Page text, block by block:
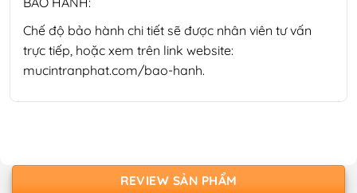
Chế độ bảo hành chi tiết sẽ được nhân viên tư vấn
trực tiếp, hoặc xem trên link website:
mucintranphat.com/bao-hanh.
REVIEW SẢN PHẨM